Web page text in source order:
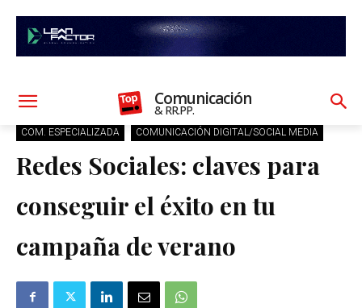
Comunicación
& RR.PP.
COM. ESPECIALIZADA COMUNICACIÓN DIGITAL/SOCIAL MEDIA
Redes Sociales: claves para
conseguir el éxito en tu
campaña de verano